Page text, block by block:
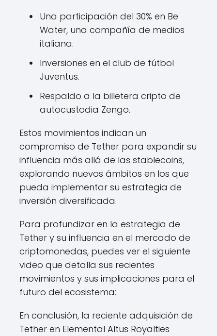
Una participación del 30% en Be
Water, una compañía de medios
italiana.
Inversiones en el club de fútbol
Juventus.
Respaldo a la billetera cripto de
autocustodia Zengo.
Estos movimientos indican un
compromiso de Tether para expandir su
influencia más allá de las stablecoins,
explorando nuevos ámbitos en los que
pueda implementar su estrategia de
inversión diversificada.
Para profundizar en la estrategia de
Tether y su influencia en el mercado de
criptomonedas, puedes ver el siguiente
video que detalla sus recientes
movimientos y sus implicaciones para el
futuro del ecosistema:
En conclusión, la reciente adquisición de
Tether en Elemental Altus Royalties